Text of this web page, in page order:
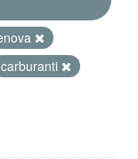
carburanti